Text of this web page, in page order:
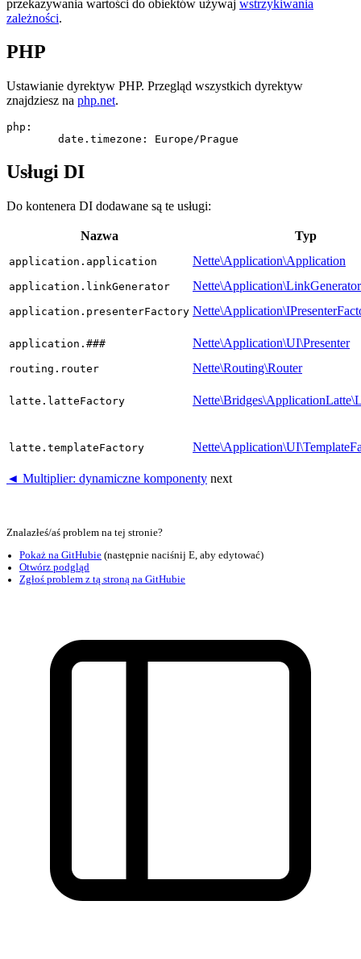
przekazywania wartości do obiektów używaj wstrzykiwania
zależności.
PHP
Ustawianie dyrektyw PHP. Przegląd wszystkich dyrektyw
znajdziesz na php.net.
php:
Usługi DI
Do kontenera DI dodawane są te usługi:
Nazwa Typ
application.application Nette\Application\Application
application.linkGenerator Nette\Application\LinkGenerator
application.presenterFactory
application.### Nette\Application\UI\Presenter
routing.router Nette\Routing\Router
latte.latteFactory
latte.templateFactory
◄ Multiplier: dynamiczne komponenty next